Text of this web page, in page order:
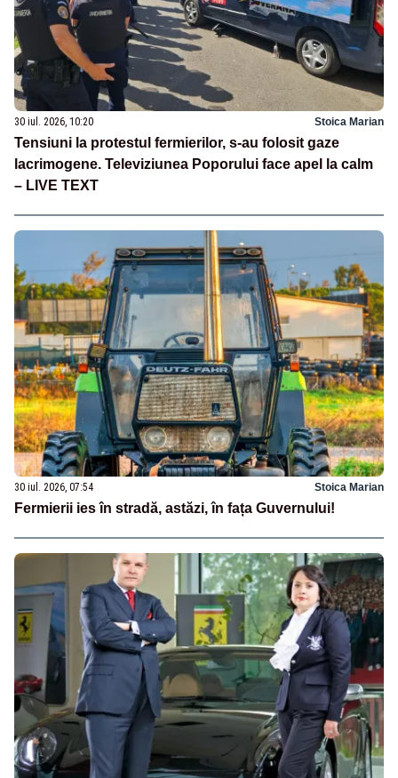
30 iul. 2026, 10:20 Stoica Marian
Tensiuni la protestul fermierilor, s-au folosit gaze
lacrimogene. Televiziunea Poporului face apel la calm
– LIVE TEXT
30 iul. 2026, 07:54 Stoica Marian
Fermierii ies în stradă, astăzi, în fața Guvernului!